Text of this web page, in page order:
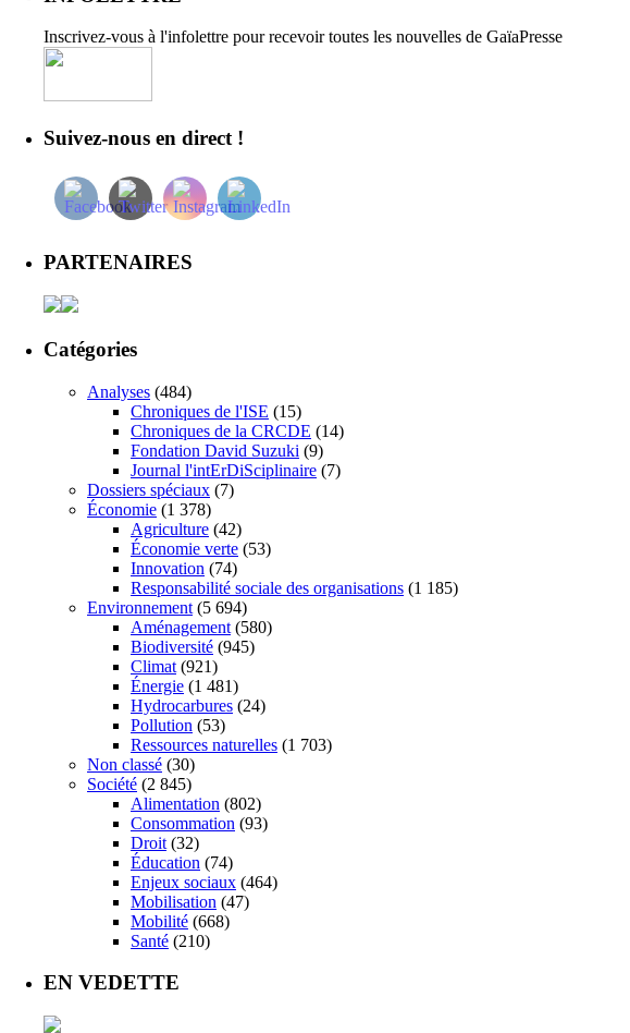
Inscrivez-vous à l'infolettre pour recevoir toutes les nouvelles de GaïaPresse
Suivez-nous en direct !
PARTENAIRES
Catégories
Analyses (484)
Chroniques de l'ISE (15)
Chroniques de la CRCDE (14)
Fondation David Suzuki (9)
Journal l'intErDiSciplinaire (7)
Dossiers spéciaux (7)
Économie (1 378)
Agriculture (42)
Économie verte (53)
Innovation (74)
Responsabilité sociale des organisations (1 185)
Environnement (5 694)
Aménagement (580)
Biodiversité (945)
Climat (921)
Énergie (1 481)
Hydrocarbures (24)
Pollution (53)
Ressources naturelles (1 703)
Non classé (30)
Société (2 845)
Alimentation (802)
Consommation (93)
Droit (32)
Éducation (74)
Enjeux sociaux (464)
Mobilisation (47)
Mobilité (668)
Santé (210)
EN VEDETTE